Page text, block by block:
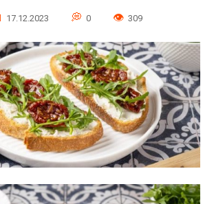
17.12.2023 0 309